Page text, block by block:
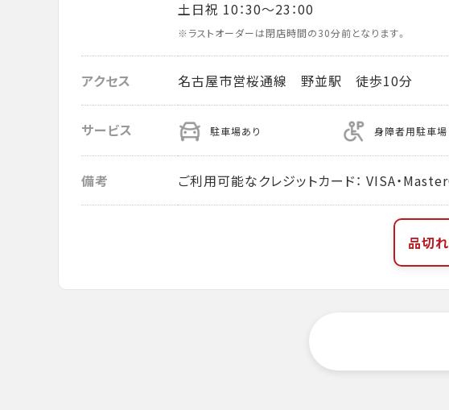
土日祝 10：30～23：00
※ラストオーダーは閉店時間の30分前となります。
アクセス 名古屋市営桜通線 野並駅 徒歩10分
サービス 駐車場あり 身障者用駐車場
備考 ご利用可能なクレジットカード： VISA・
品切